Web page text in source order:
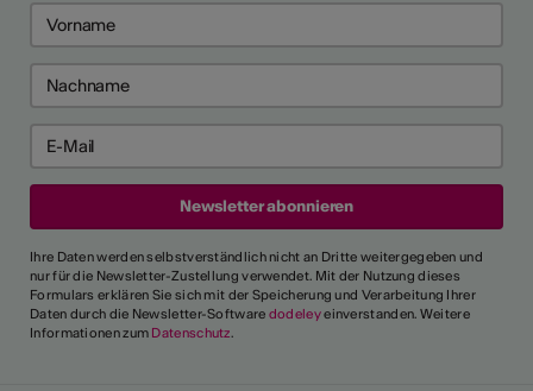
Ihre Daten werden selbstverständlich nicht an Dritte weitergegeben und
nur für die Newsletter-Zustellung verwendet. Mit der Nutzung dieses
Formulars erklären Sie sich mit der Speicherung und Verarbeitung Ihrer
Daten durch die Newsletter-Software dodeleyeinverstanden. Weitere
Informationen zum Datenschutz.